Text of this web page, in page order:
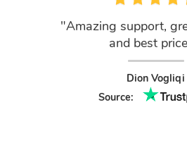
"Amazing support,
and best
Dion Vogliqi
Source: